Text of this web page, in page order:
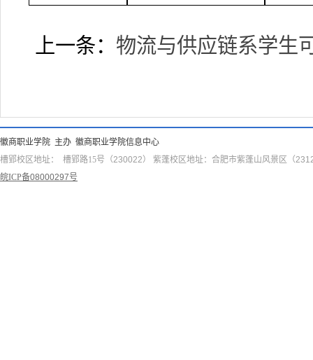
上一条： 物流与供应链系学生
徽商职业学院 主办 徽商职业学院信息中心
槽郢校区地址： 槽郢路15号 （230022） 紫蓬校区地址：合肥市紫蓬山风景区
（
皖ICP备08000297号